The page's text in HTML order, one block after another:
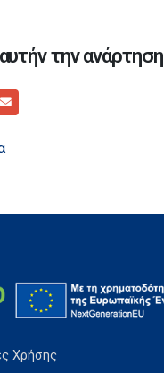
την ανάρτηση
Χρήσης